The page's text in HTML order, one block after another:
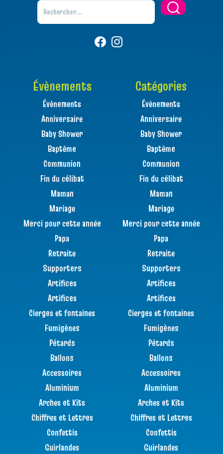
Évènements
Évènements
Anniversaire
Baby Shower
Baptême
Communion
Fin du célibat
Maman
Mariage
Merci pour cette année
Papa
Retraite
Supporters
Artifices
Artifices
Cierges et fontaines
Fumigènes
Pétards
Ballons
Accessoires
Aluminium
Arches et Kits
Chiffres et Lettres
Confettis
Guirlandes
Catégories
Évènements
Anniversaire
Baby Shower
Baptême
Communion
Fin du célibat
Maman
Mariage
Merci pour cette année
Papa
Retraite
Supporters
Artifices
Artifices
Cierges et fontaines
Fumigènes
Pétards
Ballons
Accessoires
Aluminium
Arches et Kits
Chiffres et Lettres
Confettis
Guirlandes